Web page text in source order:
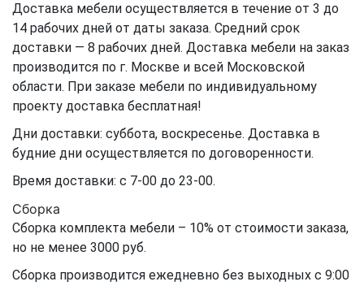
Доставка мебели осуществляется в течение от 3 до
14 рабочих дней от даты заказа. Средний срок
доставки — 8 рабочих дней. Доставка мебели на заказ
производится по г. Москве и всей Московской
области. При заказе мебели по индивидуальному
проекту доставка бесплатная!
Дни доставки: суббота, воскресенье. Доставка в
будние дни осуществляется по договоренности.
Время доставки: с 7-00 до 23-00.
Сборка
Сборка комплекта мебели – 10% от стоимости заказа,
но не менее 3000 руб.
Сборка производится ежедневно без выходных с 9:00